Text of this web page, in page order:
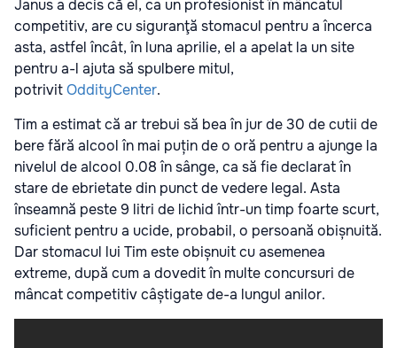
Janus a decis că el, ca un profesionist în mâncatul
competitiv, are cu siguranţă stomacul pentru a încerca
asta, astfel încât, în luna aprilie, el a apelat la un site
pentru a-l ajuta să spulbere mitul,
potrivitOddityCenter.
Tim a estimat că ar trebui să bea în jur de 30 de cutii de
bere fără alcool în mai puțin de o oră pentru a ajunge la
nivelul de alcool 0.08 în sânge, ca să fie declarat în
stare de ebrietate din punct de vedere legal. Asta
înseamnă peste 9 litri de lichid într-un timp foarte scurt,
suficient pentru a ucide, probabil, o persoană obișnuită.
Dar stomacul lui Tim este obișnuit cu asemenea
extreme, după cum a dovedit în multe concursuri de
mâncat competitiv câștigate de-a lungul anilor.